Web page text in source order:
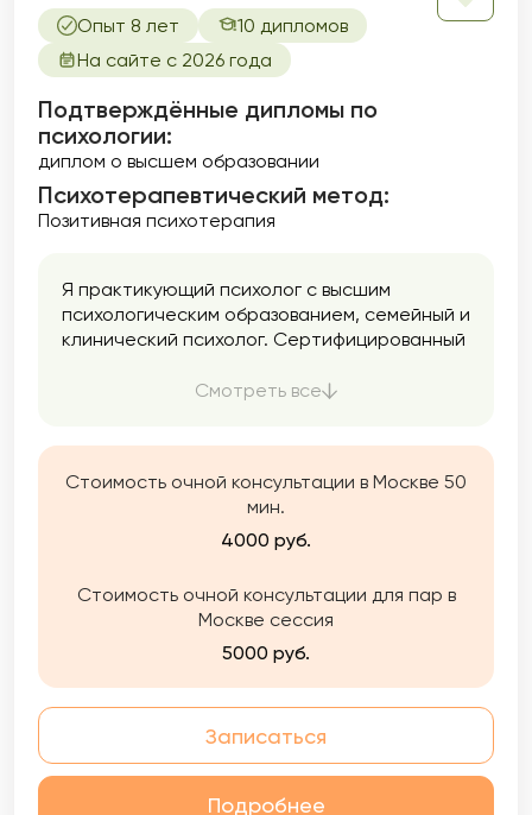
Опыт 8 лет
10 дипломов
На сайте с 2026 года
Подтверждённые дипломы по
психологии:
диплом о высшем образовании
Психотерапевтический метод:
Позитивная психотерапия
Я практикующий психолог с высшим
психологическим образованием, семейный и
клинический психолог. Сертифицированный
Транскультуальной психотерапии
работать с широким кругом запросов:
лучше разбираться в отношениях,
сложностях контакта с другими; пережить
возрастные кризисы, расставания,
переезды, утраты; справиться с
чувством беспомощности и отсутствия
контроля; снизить влияние травматичного
опыта на сегодняшнюю жизнь и многое
Смотреть все
Стоимость очной консультации в Москве 50
мин.
4000 руб.
Стоимость очной консультации для пар в
Москве сессия
5000 руб.
Записаться
Подробнее